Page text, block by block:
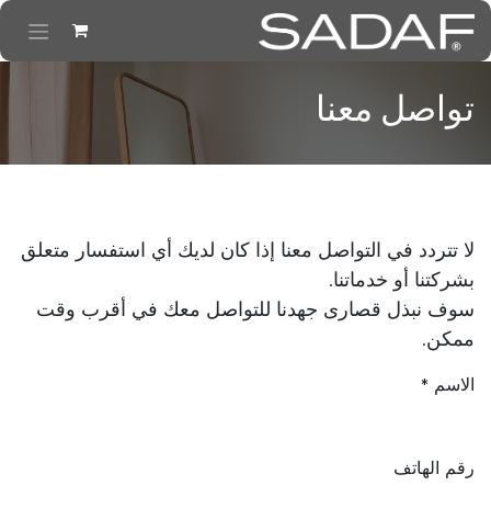
تخطي للذهاب إلى المحتوى
تواصل معنا
لا تتردد في التواصل معنا إذا كان لديك أي استفسار متعلق
بشركتنا أو خدماتنا.
سوف نبذل قصارى جهدنا للتواصل معك في أقرب وقت
ممكن.
الاسم *
رقم الهاتف